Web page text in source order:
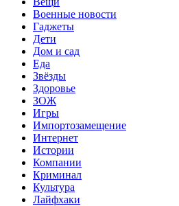
Военные новости
Гаджеты
Дети
Дом и сад
Еда
Звёзды
Здоровье
ЗОЖ
Игры
Импортозамещение
Интернет
Истории
Компании
Криминал
Культура
Лайфхаки